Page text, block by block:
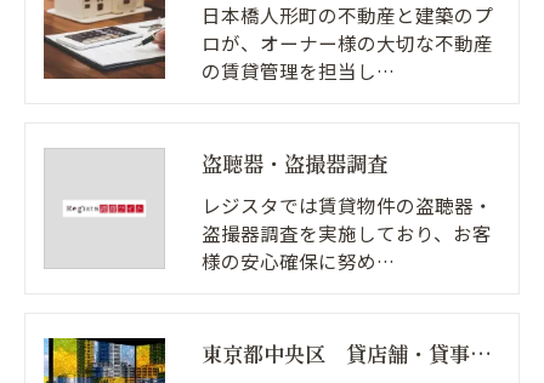
日本橋人形町の不動産と建築のプ
ロが、オーナー様の大切な不動産
の賃貸管理を担当し…
盗聴器・盗撮器調査
レジスタでは賃貸物件の盗聴器・
盗撮器調査を実施しており、お客
様の安心確保に努め…
東京都中央区 貸店舗・貸事務所探し